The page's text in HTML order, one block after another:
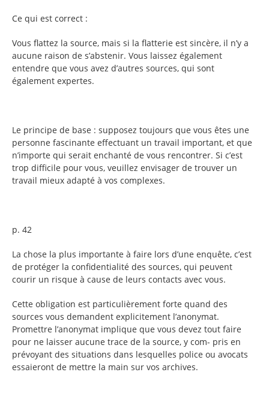
Ce qui est correct :
Vous flattez la source, mais si la flatterie est sincère, il n’y a
aucune raison de s’abstenir. Vous laissez également
entendre que vous avez d’autres sources, qui sont
également expertes.
Le principe de base : supposez toujours que vous êtes une
personne fascinante effectuant un travail important, et que
n’importe qui serait enchanté de vous rencontrer. Si c’est
trop difficile pour vous, veuillez envisager de trouver un
travail mieux adapté à vos complexes.
p. 42
La chose la plus importante à faire lors d’une enquête, c’est
de protéger la confidentialité des sources, qui peuvent
courir un risque à cause de leurs contacts avec vous.
Cette obligation est particulièrement forte quand des
sources vous demandent explicitement l’anonymat.
Promettre l’anonymat implique que vous devez tout faire
pour ne laisser aucune trace de la source, y com- pris en
prévoyant des situations dans lesquelles police ou avocats
essaieront de mettre la main sur vos archives.